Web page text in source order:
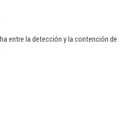
l
entre la detección y la contención de